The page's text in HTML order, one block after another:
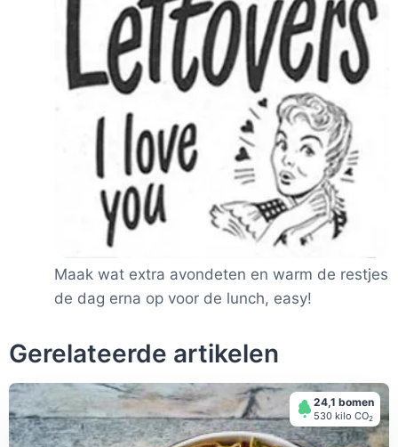
Maak wat extra avondeten en warm de restjes
de dag erna op voor de lunch, easy!
Gerelateerde artikelen
24,1 bomen
530 kilo СО2